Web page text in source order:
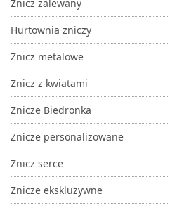
Znicz zalewany
Hurtownia zniczy
Znicz metalowe
Znicz z kwiatami
Znicze Biedronka
Znicze personalizowane
Znicz serce
Znicze ekskluzywne